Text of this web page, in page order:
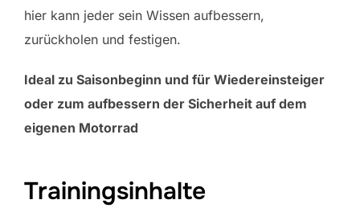
hier kann jeder sein Wissen aufbessern,
zurückholen und festigen.
Ideal zu Saisonbeginn und für Wiedereinsteiger
oder zum aufbessern der Sicherheit auf dem
eigenen Motorrad
Trainingsinhalte